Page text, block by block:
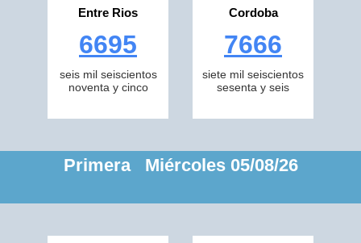
Entre Rios
6695
seis mil seiscientos
noventa y cinco
Cordoba
7666
siete mil seiscientos
sesenta y seis
Primera Miércoles 05/08/26